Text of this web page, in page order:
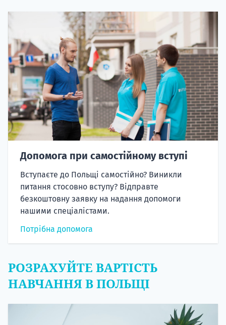
Допомога при самостійному вступі
Вступаєте до Польщі самостійно? Виникли
питання стосовно вступу? Відправте
безкоштовну заявку на надання допомоги
нашими спеціалістами.
Потрібна допомога
РОЗРАХУЙТЕ ВАРТІСТЬ
НАВЧАННЯ В ПОЛЬЩІ